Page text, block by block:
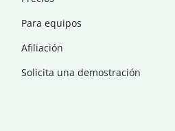
Para equipos
Afiliación
Solicita una demostración